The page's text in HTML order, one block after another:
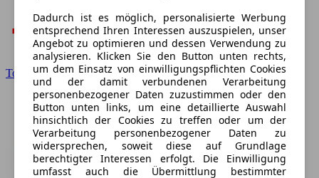
Toyota
Dadurch ist es möglich, personalisierte Werbung
entsprechend Ihren Interessen auszuspielen, unser
Angebot zu optimieren und dessen Verwendung zu
analysieren. Klicken Sie den Button unten rechts,
um dem Einsatz von einwilligungspflichten Cookies
und der damit verbundenen Verarbeitung
personenbezogener Daten zuzustimmen oder den
Button unten links, um eine detaillierte Auswahl
hinsichtlich der Cookies zu treffen oder um der
Verarbeitung personenbezogener Daten zu
widersprechen, soweit diese auf Grundlage
berechtigter Interessen erfolgt. Die Einwilligung
umfasst auch die Übermittlung bestimmter